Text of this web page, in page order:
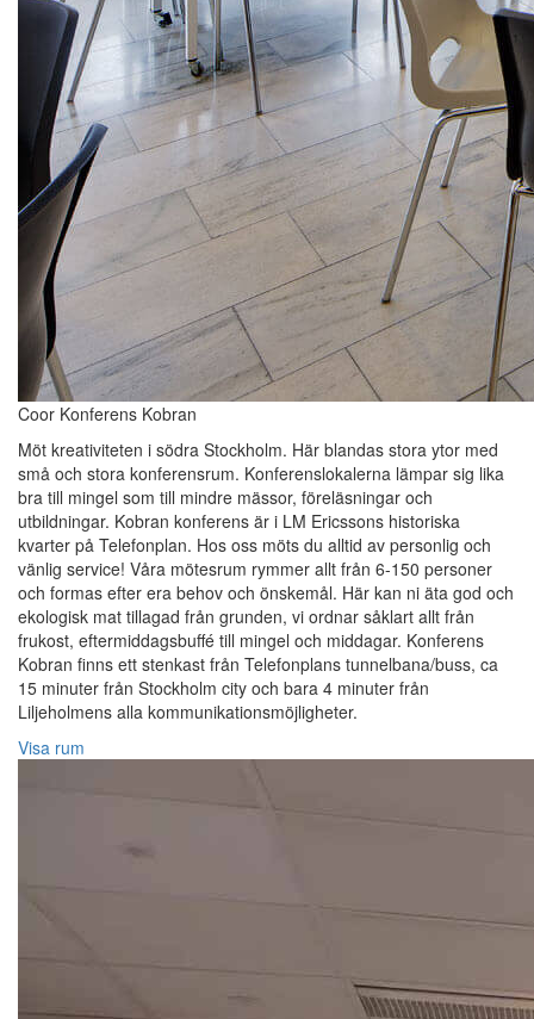
Coor Konferens Kobran
Möt kreativiteten i södra Stockholm. Här blandas stora ytor med
små och stora konferensrum. Konferenslokalerna lämpar sig lika
bra till mingel som till mindre mässor, föreläsningar och
utbildningar. Kobran konferens är i LM Ericssons historiska
kvarter på Telefonplan. Hos oss möts du alltid av personlig och
vänlig service! Våra mötesrum rymmer allt från 6-150 personer
och formas efter era behov och önskemål. Här kan ni äta god och
ekologisk mat tillagad från grunden, vi ordnar såklart allt från
frukost, eftermiddagsbuffé till mingel och middagar. Konferens
Kobran finns ett stenkast från Telefonplans tunnelbana/buss, ca
15 minuter från Stockholm city och bara 4 minuter från
Liljeholmens alla kommunikationsmöjligheter.
Visa rum